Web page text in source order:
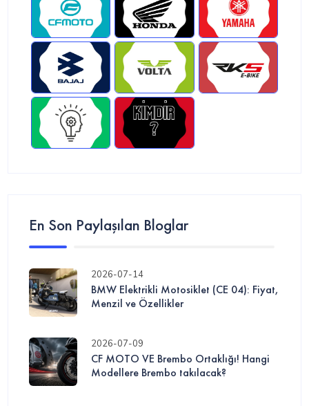
En Son Paylaşılan Bloglar
2026-07-14
BMW Elektrikli Motosiklet (CE 04): Fiyat,
Menzil ve Özellikler
2026-07-09
CF MOTO VE Brembo Ortaklığı! Hangi
Modellere Brembo takılacak?